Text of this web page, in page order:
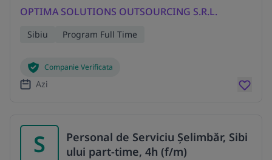
OPTIMA SOLUTIONS OUTSOURCING S.R.L.
Sibiu Program Full Time
Companie Verificata
Azi
S
Personal de Serviciu Șelimbăr, Sibi
ului part-time, 4h (f/m)